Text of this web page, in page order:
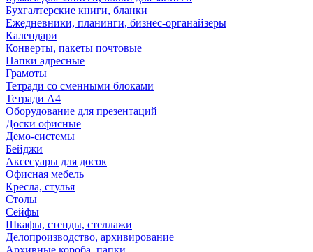
Бухгалтерские книги, бланки
Ежедневники, планинги, бизнес-органайзеры
Календари
Конверты, пакеты почтовые
Папки адресные
Грамоты
Тетради со сменными блоками
Тетради А4
Оборудование для презентаций
Доски офисные
Демо-системы
Бейджи
Аксесуары для досок
Офисная мебель
Кресла, стулья
Столы
Сейфы
Шкафы, стенды, стеллажи
Делопроизводство, архивирование
Архивные короба, папки